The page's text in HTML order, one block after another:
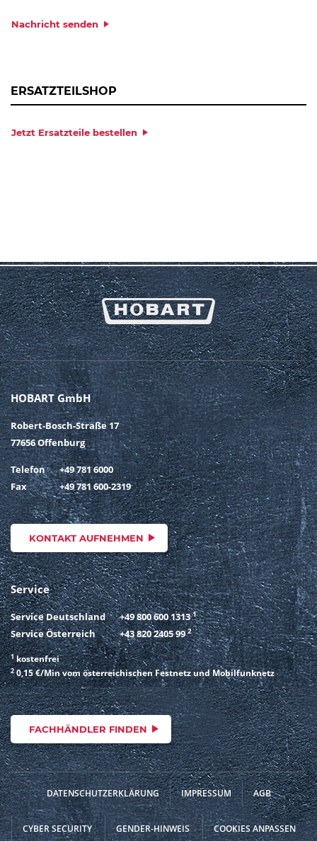
Nachricht senden
ERSATZTEILSHOP
Jetzt Ersatzteile bestellen
HOBART GmbH
Robert-Bosch-Straße 17
77656 Offenburg
Telefon
+49 781 6000
Fax
+49 781 600-2319
KONTAKT AUFNEHMEN
Service
Service Deutschland +49 800 600 1313 1
Service Österreich +43 820 2405 99 2
1kostenfrei
20,15 €/Min vom österreichischen Festnetz und Mobilfunknetz
FACHHÄNDLER FINDEN
DATENSCHUTZERKLÄRUNG IMPRESSUM AGB
CYBER SECURITY GENDER-HINWEIS COOKIES ANPASSEN